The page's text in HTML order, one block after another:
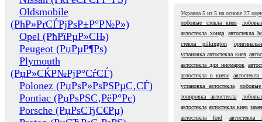
Oldsmobile
(РћР»РґСЃРјРѕР±Р°Р№Р»)
Opel (РћРїРµР»СЊ)
Peugeot (РџРµР¶Рѕ)
Plymouth
(РџР»СЌР№РјР°СѓСЃ)
Polonez (РџРѕР»РѕРЅРµС‚СЃ)
Pontiac (РџРѕРЅС‚РёР°Рє)
Porsche (РџРѕСЂС€Рµ)
Украина 5 из 5 на основе 27
лобовые стекла киев
автостекла хонда
автостекла
стекла pilkington
установка автостекла киев
автостекла для иномарок
автостекла в киеве
установка автостекла
тонировка автостекла
автостекла автостекла киев
автостекла ford
автостекла